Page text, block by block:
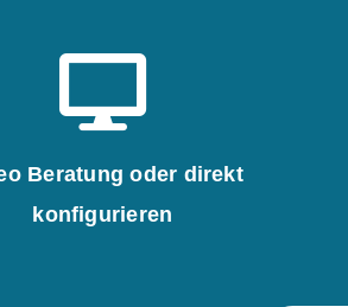
Beratung oder direkt
konfigurieren